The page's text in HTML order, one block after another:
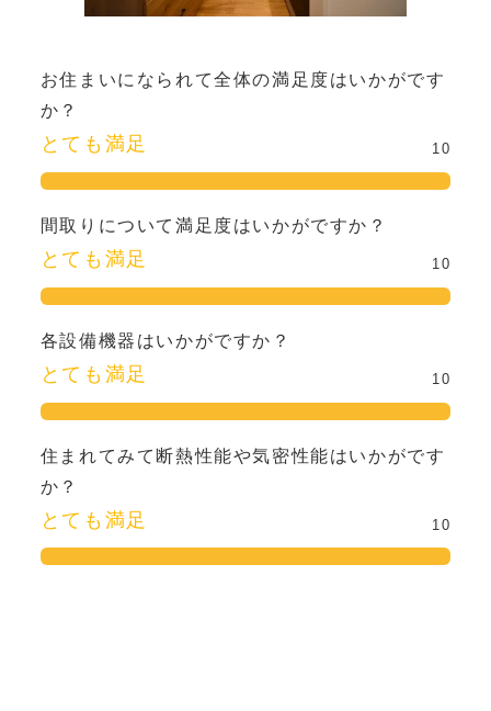
お住まいになられて全体の満足度はいかがです
か？
とても満足 10
間取りについて満足度はいかがですか？
とても満足 10
各設備機器はいかがですか？
とても満足 10
住まれてみて断熱性能や気密性能はいかがです
か？
とても満足 10